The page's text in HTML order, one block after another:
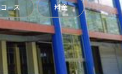
コース 料金